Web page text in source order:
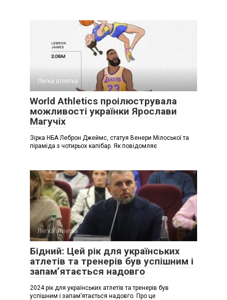
Легка атлетка
World Athletics проілюструвала
можливості українки Ярослави
Магучіх
Зірка НБА Леброн Джеймс, статуя Венери Мілоської та
піраміда з чотирьох капібар. Як повідомляє
Легка атлетка
Бідний: Цей рік для українських
атлетів та тренерів був успішним і
запамʼятається надовго
2024 рік для українських атлетів та тренерів був
успішним і запамʼятається надовго. Про це